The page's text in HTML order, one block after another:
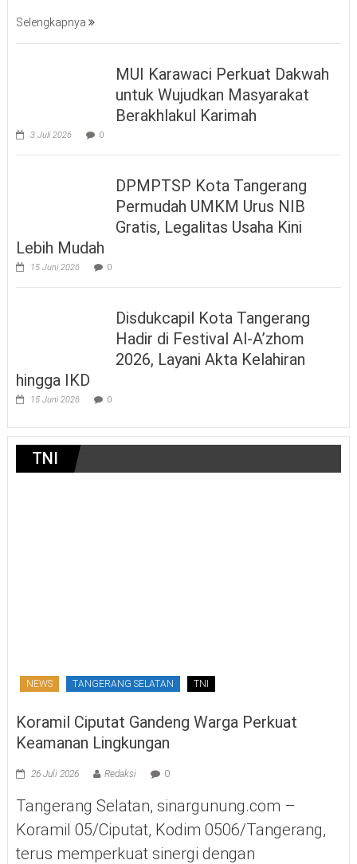
Selengkapnya
MUI Karawaci Perkuat Dakwah
untuk Wujudkan Masyarakat
Berakhlakul Karimah
3 Juli 2026 0
DPMPTSP Kota Tangerang
Permudah UMKM Urus NIB
Gratis, Legalitas Usaha Kini
Lebih Mudah
15 Juni 2026 0
Disdukcapil Kota Tangerang
Hadir di Festival Al-A’zhom
2026, Layani Akta Kelahiran
hingga IKD
15 Juni 2026 0
TNI
NEWS TANGERANG SELATAN TNI
Koramil Ciputat Gandeng Warga Perkuat
Keamanan Lingkungan
26 Juli 2026 Redaksi 0
Tangerang Selatan, sinargunung.com –
Koramil 05/Ciputat, Kodim 0506/Tangerang,
terus memperkuat sinergi dengan